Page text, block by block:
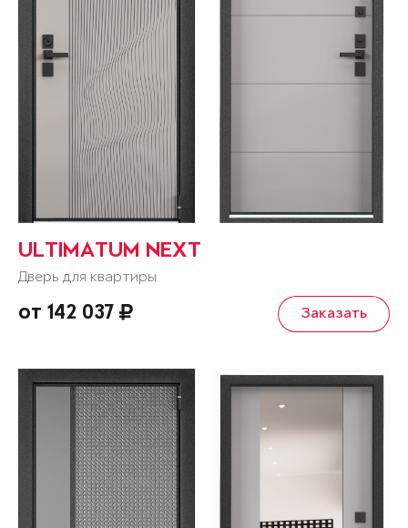
ULTIMATUM NEXT
Дверь для квартиры
от 142 037 Заказать